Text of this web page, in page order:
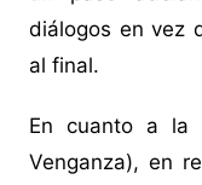
diálogos en vez
al final.
En cuanto a la
Venganza), en